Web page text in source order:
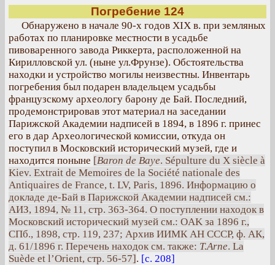
Погребение 124
Обнаружено в начале 90-х годов XIX в. при земляных
работах по планировке местности в усадьбе
пивоваренного завода Риккерта, расположенной на
Кирилловской ул. (ныне ул.Фрунзе). Обстоятельства
находки и устройство могилы неизвестны. Инвентарь
погребения был подарен владельцем усадьбы
французскому археологу барону де Бай. Последний,
продемонстрировав этот материал на заседании
Парижской Академии надписей в 1894, в 1896 г. принес
его в дар Археологической комиссии, откуда он
поступил в Московский исторический музей, где и
находится поныне [Baron de Baye. Sépulture du X siècle à
Kiev. Extrait de Memoires de la Société nationale des
Antiquaires de France, t. LV, Paris, 1896. Информацию о
докладе де-Бай в Парижской Академии надписей см.:
АИЗ, 1894, № 11, стр. 363-364. О поступлении находок в
Московский исторический музей см.: OAK за 1896 г.,
СПб., 1898, стр. 119, 237; Архив ИИМК АН СССР, ф. АК,
д. 61/1896 г. Перечень находок см. также: Т.Arne. La
Suède et l’Orient, стр. 56-57]. [с. 208]